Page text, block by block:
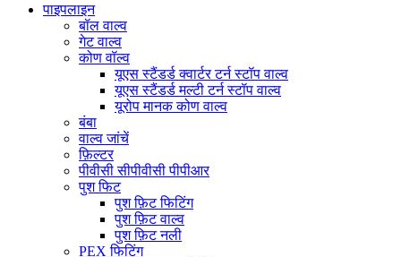
पाइपलाइन
बॉल वाल्व
गेट वाल्व
कोण वॉल्व
यूएस स्टैंडर्ड क्वार्टर टर्न स्टॉप वाल्व
यूएस स्टैंडर्ड मल्टी टर्न स्टॉप वाल्व
यूरोप मानक कोण वाल्व
बंबा
वाल्व जांचें
फ़िल्टर
पीवीसी सीपीवीसी पीपीआर
पुश फिट
पुश फ़िट फिटिंग
पुश फ़िट वाल्व
पुश फ़िट नली
PEX फिटिंग